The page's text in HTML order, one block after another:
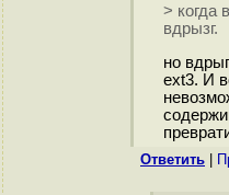
> когда
вдрызг.
но
ext3. И
Ответить